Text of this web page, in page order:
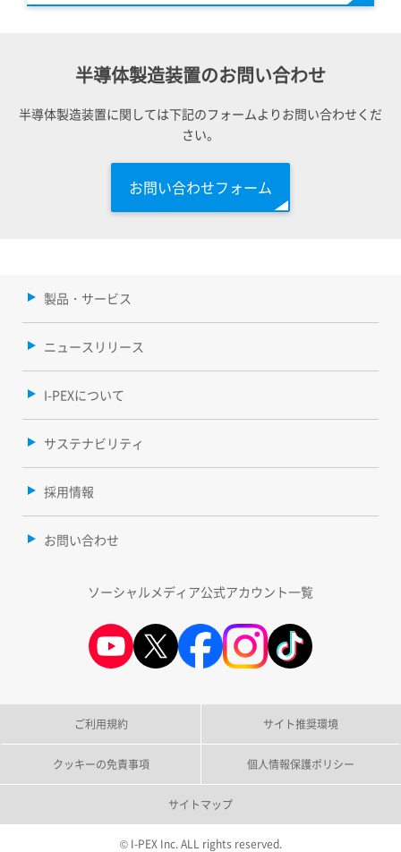
半導体製造装置のお問い合わせ
半導体製造装置に関しては下記のフォームよりお問い合わせくだ
さい。
お問い合わせフォーム
製品・サービス
ニュースリリース
I-PEXについて
サステナビリティ
採用情報
お問い合わせ
ソーシャルメディア公式アカウント一覧
ご利用規約 サイト推奨環境
クッキーの免責事項 個人情報保護ポリシー
サイトマップ
© I-PEX Inc. ALL rights reserved.